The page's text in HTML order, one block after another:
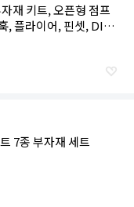
재 키트, 오픈형 점프
, 플라이어, 핀셋, DIY
7종 부자재 세트